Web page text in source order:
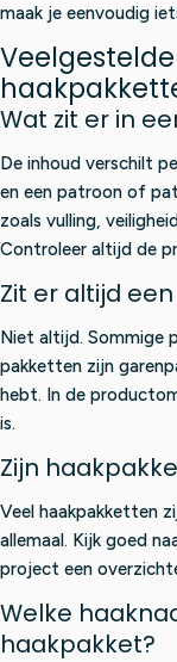
maak je eenvoudig
Wat zit er in
De inhoud verschilt
en een patroon of
zoals vulling,
Controleer altijd de
Zit er altijd
Niet altijd. Sommige
pakketten zijn
hebt. In de
is.
Zijn
Veel haakpakketten
allemaal. Kijk goed
project een
Welke
haakpakket?